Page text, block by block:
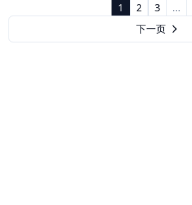
1
2 3 ...
下一页